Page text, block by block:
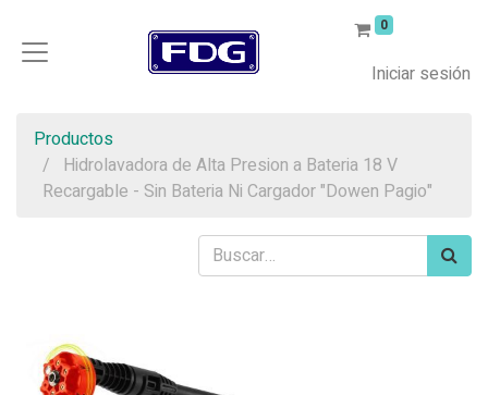
0
Iniciar sesión
Productos
Hidrolavadora de Alta Presion a Bateria 18 V
Recargable - Sin Bateria Ni Cargador "Dowen Pagio"